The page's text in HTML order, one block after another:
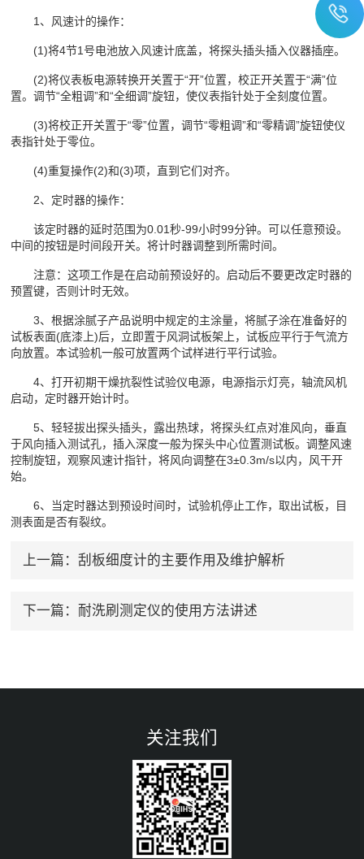
1、风速计的操作：
(1)将4节1号电池放入风速计底盖，将探头插头插入仪器插座。
(2)将仪表板电源转换开关置于“开”位置，校正开关置于“满”位
置。调节“全粗调”和“全细调”旋钮，使仪表指针处于全刻度位置。
(3)将校正开关置于“零”位置，调节“零粗调”和“零精调”旋钮使仪
表指针处于零位。
(4)重复操作(2)和(3)项，直到它们对齐。
2、定时器的操作：
该定时器的延时范围为0.01秒-99小时99分钟。可以任意预设。
中间的按钮是时间段开关。将计时器调整到所需时间。
注意：这项工作是在启动前预设好的。启动后不要更改定时器的
预置键，否则计时无效。
3、根据涂腻子产品说明中规定的主涂量，将腻子涂在准备好的
试板表面(底漆上)后，立即置于风洞试板架上，试板应平行于气流方
向放置。本试验机一般可放置两个试样进行平行试验。
4、打开初期干燥抗裂性试验仪电源，电源指示灯亮，轴流风机
启动，定时器开始计时。
5、轻轻拔出探头插头，露出热球，将探头红点对准风向，垂直
于风向插入测试孔，插入深度一般为探头中心位置测试板。调整风速
控制旋钮，观察风速计指针，将风向调整在3±0.3m/s以内，风干开
始。
6、当定时器达到预设时间时，试验机停止工作，取出试板，目
测表面是否有裂纹。
上一篇： 刮板细度计的主要作用及维护解析
下一篇： 耐洗刷测定仪的使用方法讲述
关注我们